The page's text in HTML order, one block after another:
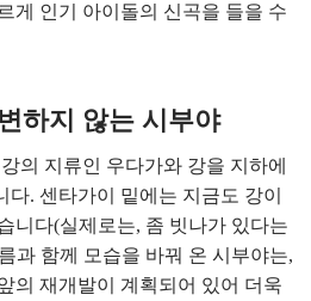
게 인기 아이돌의 신곡을 들을 수
하지 않는 시부야
의 지류인 우다가와 강을 지하에
. 센타가이 밑에는 지금도 강이
니다(실제로는, 좀 빗나가 있다는
과 함께 모습을 바꿔 온 시부야는,
의 재개발이 계획되어 있어 더욱